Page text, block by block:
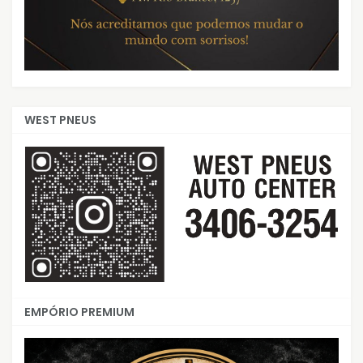
WEST PNEUS
EMPÓRIO PREMIUM